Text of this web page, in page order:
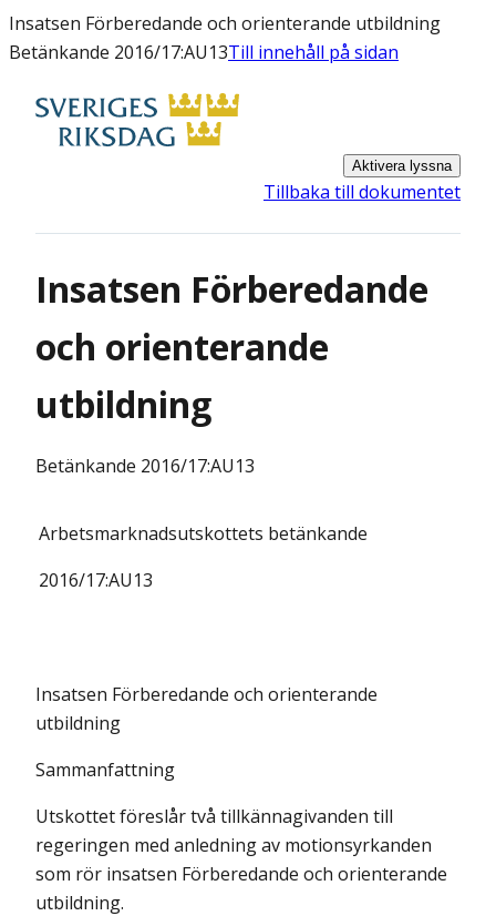
Insatsen Förberedande och orienterande utbildning
Betänkande 2016/17:AU13Till innehåll på sidan
Aktivera lyssna
Tillbaka till dokumentet
Insatsen Förberedande
och orienterande
utbildning
Betänkande 2016/17:AU13
Arbetsmarknadsutskottets betänkande
2016/17:AU13
Insatsen Förberedande och orienterande
utbildning
Sammanfattning
Utskottet föreslår två tillkännagivanden till
regeringen med anledning av motionsyrkanden
som rör insatsen Förberedande och orienterande
utbildning.